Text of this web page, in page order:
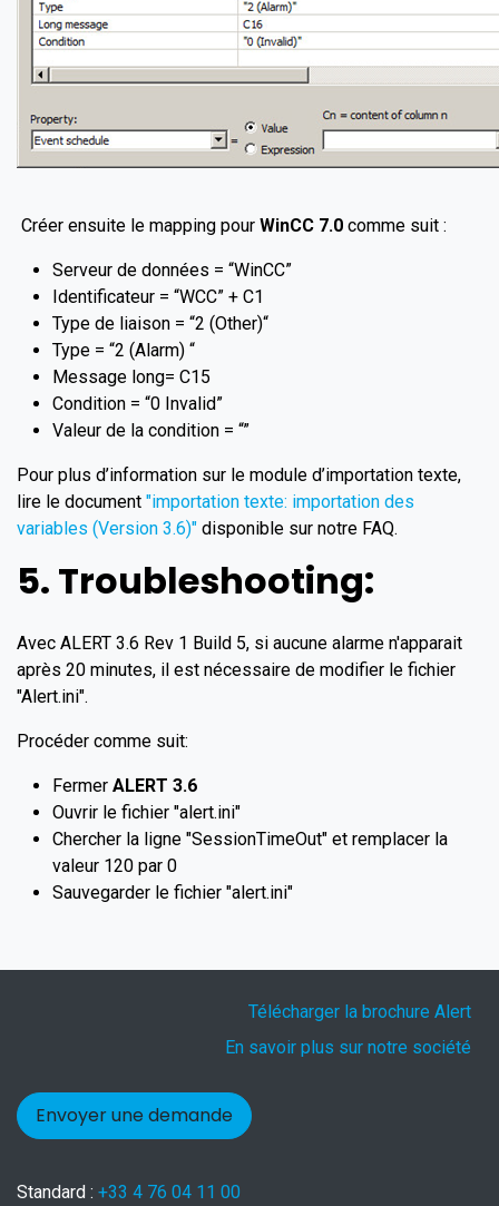
Créer ensuite le mapping pour WinCC 7.0 comme suit :
Serveur de données = “WinCC”
Identificateur = “WCC” + C1
Type de liaison = “2 (Other)“
Type = “2 (Alarm) “
Message long= C15
Condition = “0 Invalid”
Valeur de la condition = “”
Pour plus d’information sur le module d’importation texte,
lire le document "importation texte: importation des
variables (Version 3.6)" disponible sur notre FAQ.
5. Troubleshooting:
Avec ALERT 3.6 Rev 1 Build 5, si aucune alarme n'apparait
après 20 minutes, il est nécessaire de modifier le fichier
"Alert.ini".
Procéder comme suit:
Fermer ALERT 3.6
Ouvrir le fichier "alert.ini"
Chercher la ligne "SessionTimeOut" et remplacer la
valeur 120 par 0
Sauvegarder le fichier "alert.ini"
Télécharger la brochure Alert
En savoir plus sur notre société
Envoyer une demande
Standard : +33 4 76 04 11 00